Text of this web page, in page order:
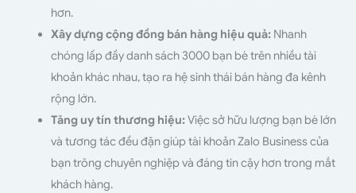
hơn.
Xây dựng cộng đồng bán hàng hiệu quả:Nhanh
chóng lấp đầy danh sách 3000 bạn bè trên nhiều tài
khoản khác nhau, tạo ra hệ sinh thái bán hàng đa kênh
rộng lớn.
Tăng uy tín thương hiệu:Việc sở hữu lượng bạn bè lớn
và tương tác đều đặn giúp tài khoản Zalo Business của
bạn trông chuyên nghiệp và đáng tin cậy hơn trong mắt
khách hàng.